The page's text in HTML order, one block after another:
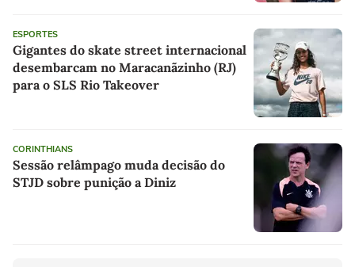
ESPORTES
Gigantes do skate street internacional
desembarcam no Maracanãzinho (RJ)
para o SLS Rio Takeover
CORINTHIANS
Sessão relâmpago muda decisão do
STJD sobre punição a Diniz